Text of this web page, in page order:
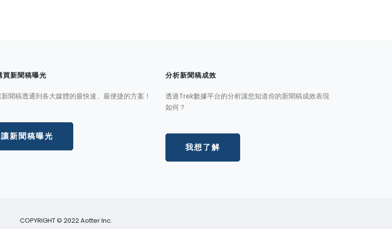
買新聞稿曝光
聞稿透通到各大媒體的最快速、最便捷的方案！
讓新聞稿曝光
分析新聞稿成效
透過Trek數據平台的分析讓您知道你的新聞稿成效表現
如何？
我想了解
COPYRIGHT © 2022 Aotter Inc.